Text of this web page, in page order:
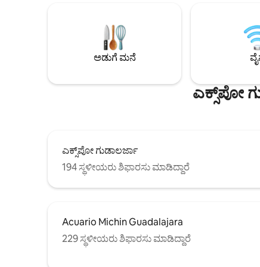
ಮಹಡಿಯಲ್ಲಿದೆ. ನೀವು ಕಾರಿನಲ್ಲಿ ಬಂದರೆ, ನೀವು
ಅದನ್ನು ರಸ್ತೆಯಲ್ಲಿ ನಿಲ್ಲಿಸಬಹುದು, ಇದು ಶಾಂತ
ಪ್ರದೇಶವಾಗಿದೆ. ಯಾವುದೇ ಪಾರ್ಟಿಗಳು ಅಥವಾ
ಸ್ಥಳ,
ವೇಗದ
ಅಡುಗೆ ಮನೆ
ಎಕ್ಸ್‌ಪೋ
ಎಕ್ಸ್‌ಪೋ ಗುಡಾಲರ್ಜಾ
194 ಸ್ಥಳೀಯರು ಶಿಫಾರಸು ಮಾಡಿದ್ದಾರೆ
Acuario Michin Guadalajara
229 ಸ್ಥಳೀಯರು ಶಿಫಾರಸು ಮಾಡಿದ್ದಾರೆ